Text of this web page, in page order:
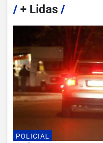
/+ Lidas /
POLICIAL